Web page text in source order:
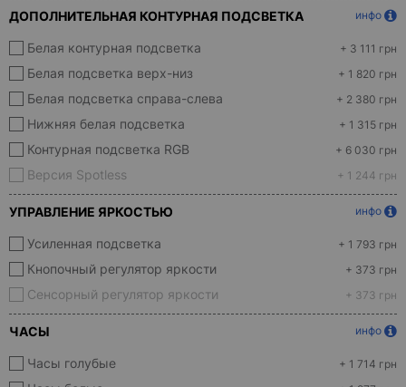
ДОПОЛНИТЕЛЬНАЯ КОНТУРНАЯ ПОДСВЕТКА инфо
Белая контурная подсветка + 3 111 грн
Белая подсветка верх-низ + 1 820 грн
Белая подсветка справа-слева + 2 380 грн
Нижняя белая подсветка + 1 315 грн
Контурная подсветка RGB + 6 030 грн
Версия Spotless + 1 244 грн
УПРАВЛЕНИЕ ЯРКОСТЬЮ инфо
Усиленная подсветка + 1 793 грн
Кнопочный регулятор яркости + 373 грн
Сенсорный регулятор яркости + 373 грн
ЧАСЫ инфо
Часы голубые + 1 714 грн